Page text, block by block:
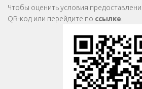
Чтобы оценить условия
QR-код или перейдите по ссылке.